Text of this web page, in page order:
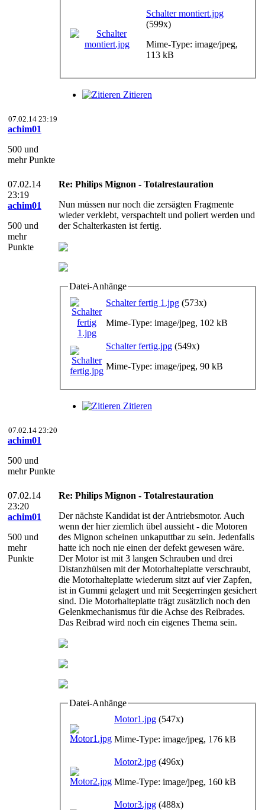
Schalter montiert.jpg
(599x)
Mime-Type: image/jpeg,
113 kB
Zitieren
07.02.14 23:19
achim01
500 und
mehr Punkte
07.02.14
23:19
achim01
500 und
mehr
Punkte
Re: Philips Mignon - Totalrestauration
Nun müssen nur noch die zersägten Fragmente
wieder verklebt, verspachtelt und poliert werden und
der Schalterkasten ist fertig.
Datei-Anhänge
Schalter fertig 1.jpg (573x)
Mime-Type: image/jpeg, 102 kB
Schalter fertig.jpg (549x)
Mime-Type: image/jpeg, 90 kB
Zitieren
07.02.14 23:20
achim01
500 und
mehr Punkte
07.02.14
23:20
achim01
500 und
mehr
Punkte
Re: Philips Mignon - Totalrestauration
Der nächste Kandidat ist der Antriebsmotor. Auch
wenn der hier ziemlich übel aussieht - die Motoren
des Mignon scheinen unkaputtbar zu sein. Jedenfalls
hatte ich noch nie einen der defekt gewesen wäre.
Der Motor ist mit 3 langen Schrauben und drei
Distanzhülsen mit der Motorhalteplatte verschraubt,
die Motorhalteplatte wiederum sitzt auf vier Zapfen,
ist in Gummi gelagert und mit Seegerringen gesichert
sind. Die Motorhalteplatte trägt zusätzlich noch den
Gelenkmechanismus für die Achse des Reibrades.
Das Reibrad wird noch ein eigenes Thema sein.
Datei-Anhänge
Motor1.jpg (547x)
Mime-Type: image/jpeg, 176 kB
Motor2.jpg (496x)
Mime-Type: image/jpeg, 160 kB
Motor3.jpg (488x)